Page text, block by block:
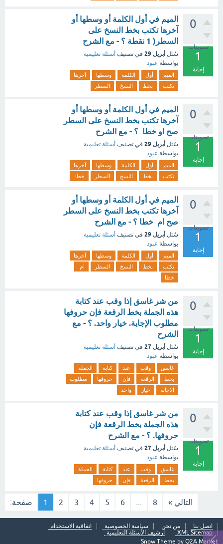
0
تصويتات
1
إجابة
الميم في أول الكلمة أو وسطها أو
آخرها تكتب بخط النسخ على
السطر( 1 نقطة ؟ - مع الشرح
سُئل أبريل 29 في تصنيف أسئلة تعليمية
بواسطة عبود
الميم أول الكلمة وسطها
آخرها
تكتب
بخط النسخ السطر
0
تصويتات
1
إجابة
الميم في أول الكلمة أو وسطها أو
آخرها تكتب بخط النسخ على السطر
صح او خطا ؟ - مع الشرح
سُئل أبريل 29 في تصنيف أسئلة تعليمية
بواسطة عبود
الميم أول الكلمة وسطها
آخرها
تكتب
بخط النسخ السطر خطا
0
تصويتات
1
إجابة
الميم في أول الكلمة أو وسطها أو
آخرها تكتب بخط النسخ على السطر
صح ام خطا ؟ - مع الشرح
سُئل أبريل 29 في تصنيف أسئلة تعليمية
بواسطة عبود
الميم أول الكلمة وسطها
آخرها
تكتب
بخط النسخ السطر
ام
خطا
0
تصويتات
1
إجابة
من شر غاسق إذا وقب عند كتابة
هذه الجملة بخط الرقعة فإن حروفها
مطلوب الإجابة. خيار واحد. ؟ - مع
الشرح
سُئل أبريل 27 في تصنيف أسئلة تعليمية
بواسطة عبود
غاسق وقب عند كتابة
الجملة
بخط
الرقعة فإن حروفها
مطلوب
الإجابة
خيار واحد
0
تصويتات
1
إجابة
من شر غاسق إذا وقب عند كتابة
هذه الجملة بخط الرقعة فإن
حروفها. ؟ - مع الشرح
سُئل أبريل 27 في تصنيف أسئلة تعليمية
بواسطة عبود
غاسق وقب عند كتابة
الجملة
بخط
الرقعة فإن حروفها
صفحة: 1 2 3 4 5 6 8 التالي »
اتصل بنا من نحن سياسة الخصوصية
اتفاقية الاستخدام
XML Sitemap
أرشيف الأسئلة التعليمية
Snow Theme by Q2A Market